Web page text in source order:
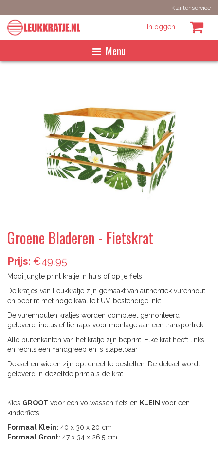
Klantenservice
Inloggen
Menu
Best Sellers
Kant en klaar
Zoeken
Groene Bladeren - Fietskrat
Prijs: €49.95
Mooi jungle print kratje in huis of op je fiets
De kratjes van Leukkratje zijn gemaakt van authentiek vurenhout
en beprint met hoge kwaliteit UV-bestendige inkt.
De vurenhouten kratjes worden compleet gemonteerd
geleverd, inclusief tie-raps voor montage aan een transportrek.
Alle buitenkanten van het kratje zijn beprint. Elke krat heeft links
en rechts een handgreep en is stapelbaar.
Deksel en wielen zijn optioneel te bestellen. De deksel wordt
geleverd in dezelfde print als de krat.
Kies GROOT voor een volwassen fiets en KLEIN voor een
kinderfiets
Formaat Klein: 40 x 30 x 20 cm
Formaat Groot: 47 x 34 x 26,5 cm